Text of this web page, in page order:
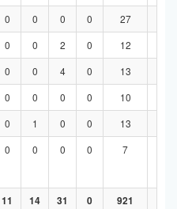
0 0 0 0 27
0 0 2 0 12
0 0 4 0 13
0 0 0 0 10
0 1 0 0 13
0 0 0 0 7
11 14 31 0 921